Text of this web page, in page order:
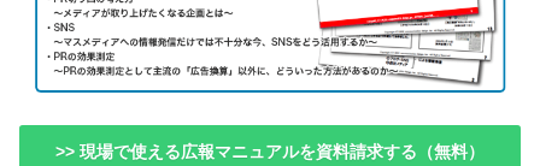
>> 現場で使える広報マニュアルを資料請求する（無料）